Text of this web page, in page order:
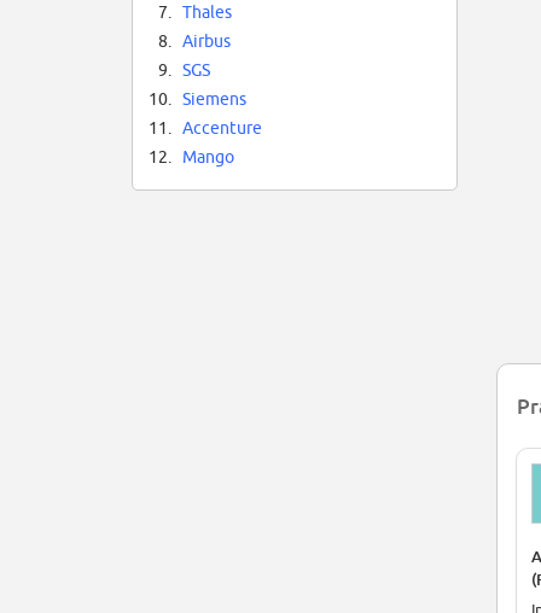
7.
Thales
8.
Airbus
9.
SGS
10.
Siemens
11.
Accenture
12.
Mango